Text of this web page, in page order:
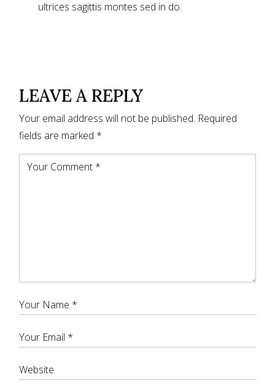
ultrices sagittis montes sed in do.
LEAVE A REPLY
Your email address will not be published. Required
fields are marked *